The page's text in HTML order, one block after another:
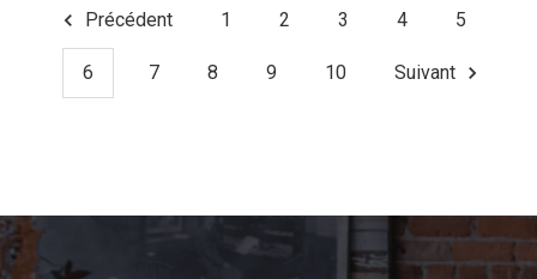
Précédent 1 2 3 4 5
6 7 8 9 10 Suivant